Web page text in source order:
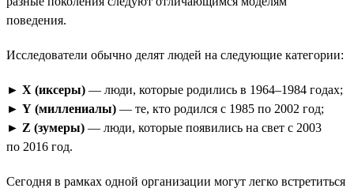
поведения.
Исследователи обычно делят людей на следующие категории:
► X (иксеры) — люди, которые родились в 1964–1984 годах;
► Y (миллениалы) — те, кто родился с 1985 по 2002 год;
► Z (зумеры) — люди, которые появились на свет с 2003
по 2016 год.
Сегодня в рамках одной организации могут легко встретиться